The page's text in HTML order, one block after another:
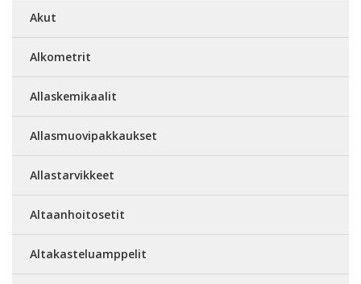
Akut
Alkometrit
Allaskemikaalit
Allasmuovipakkaukset
Allastarvikkeet
Altaanhoitosetit
Altakasteluamppelit